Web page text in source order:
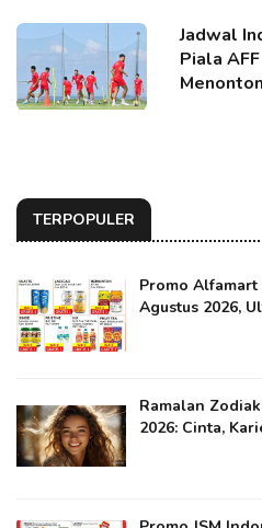
Jadwal
Piala
TERPOPULER
Promo
Agustus 2026,
Ramalan
2026: Cinta,